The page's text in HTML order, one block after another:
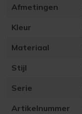
Afmetingen
Kleur
Materiaal
Stijl
Serie
Artikelnummer